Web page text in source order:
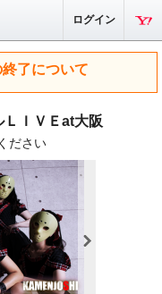
ログイン
了について
ＬＩＶＥat大阪
ださい